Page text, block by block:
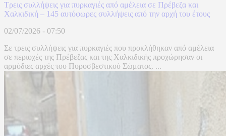
Τρεις συλλήψεις για πυρκαγιές από αμέλεια σε Πρέβεζα και
Χαλκιδική – 145 αυτόφωρες συλλήψεις από την αρχή του έτους
02/07/2026 - 07:50
Σε τρεις συλλήψεις για πυρκαγιές που προκλήθηκαν από αμέλεια
σε περιοχές της Πρέβεζας και της Χαλκιδικής προχώρησαν οι
αρμόδιες αρχές του Πυροσβεστικού Σώματος. ...